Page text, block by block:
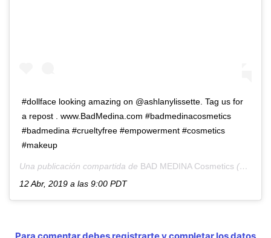
#dollface looking amazing on @ashlanylissette. Tag us for
a repost . www.BadMedina.com #badmedinacosmetics
#badmedina #crueltyfree #empowerment #cosmetics
#makeup
Una publicación compartida de BAD MEDINA Cosmetics (@badmedinacosmetics) el
12 Abr, 2019 a las 9:00 PDT